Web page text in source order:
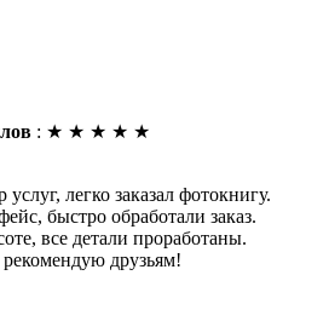
: ★ ★ ★ ★ ★
легко заказал фотокнигу.
быстро обработали заказ.
все детали проработаны.
друзьям!